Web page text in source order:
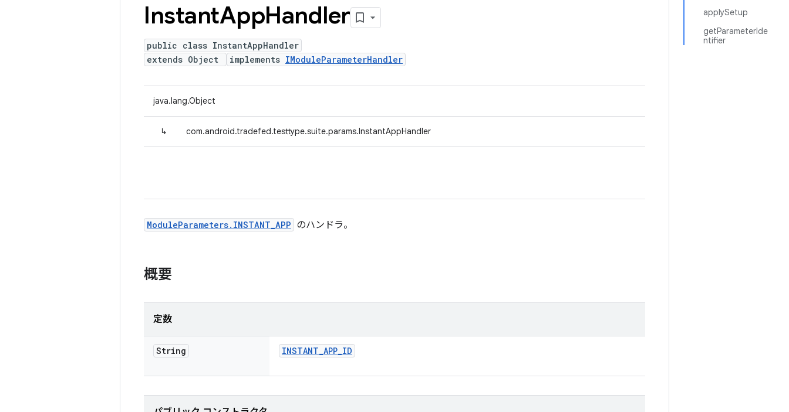
applySetup
getParameterIde
ntifier
InstantAppHandler
public class InstantAppHandler
extends Object
implements IModuleParameterHandler
java.lang.Object
↳ com.android.tradefed.testtype.suite.params.InstantAppHandler
ModuleParameters.INSTANT_APP のハンドラ。
概要
定数
String INSTANT_APP_ID